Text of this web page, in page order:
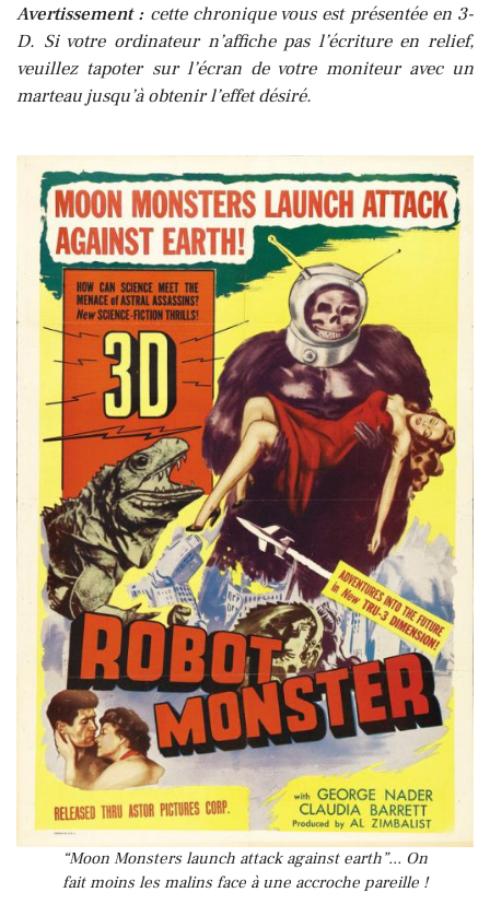
Avertissement :cette chronique vous est présentée en 3-
D. Si votre ordinateur n’affiche pas l’écriture en relief,
veuillez tapoter sur l’écran de votre moniteur avec un
marteau jusqu’à obtenir l’effet désiré.
“Moon Monsters launch attack against earth”... On
fait moins les malins face à une accroche pareille !